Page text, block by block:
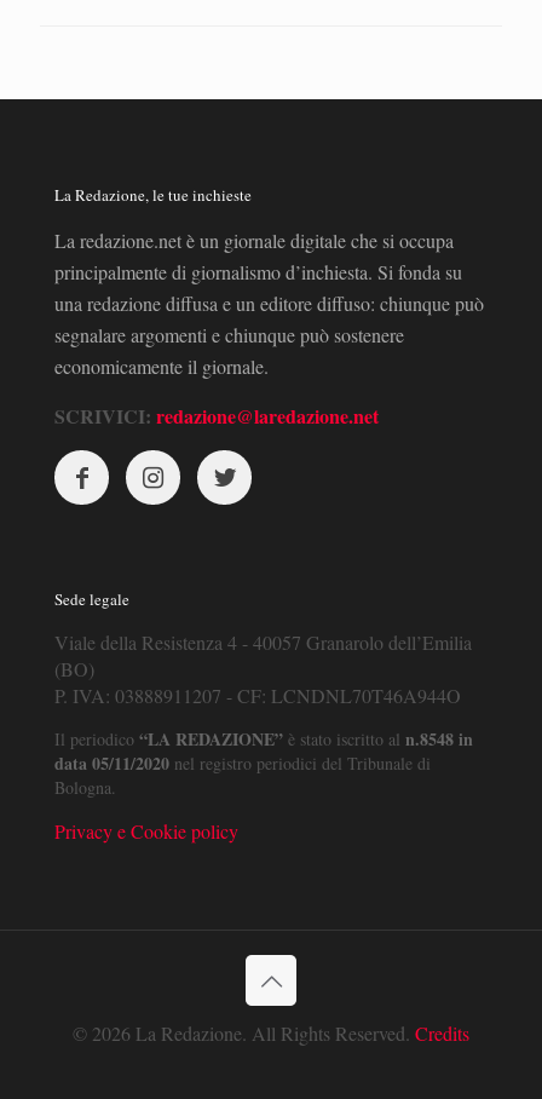
La Redazione, le tue inchieste
La redazione.net è un giornale digitale che si occupa
principalmente di giornalismo d’inchiesta. Si fonda su
una redazione diffusa e un editore diffuso: chiunque può
segnalare argomenti e chiunque può sostenere
economicamente il giornale.
SCRIVICI: redazione@laredazione.net
Sede legale
Viale della Resistenza 4 - 40057 Granarolo dell’Emilia
(BO)
P. IVA: 03888911207 - CF: LCNDNL70T46A944O
Il periodico “LA REDAZIONE” è stato iscritto al n.8548 in
data 05/11/2020 nel registro periodici del Tribunale di
Bologna.
Privacy e Cookie policy
© 2026 La Redazione. All Rights Reserved. Credits